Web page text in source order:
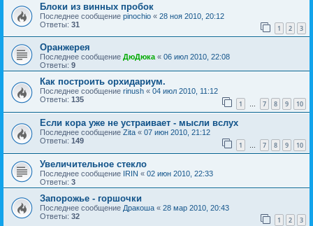
Блоки из винных пробок
Последнее сообщение pinochio « 28 ноя 2010, 20:12
Ответы: 31 1 2 3
Оранжерея
Последнее сообщение ДюДюка « 06 июл 2010, 22:08
Ответы: 9
Как построить орхидариум.
Последнее сообщение rinush « 04 июл 2010, 11:12
Ответы: 135 1 … 7 8 9 10
Если кора уже не устраивает - мысли вслух
Последнее сообщение Zita « 07 июн 2010, 21:12
Ответы: 149 1 … 7 8 9 10
Увеличительное стекло
Последнее сообщение IRIN « 02 июн 2010, 22:33
Ответы: 3
Запорожье - горшочки
Последнее сообщение Дракоша « 28 мар 2010, 20:43
Ответы: 32 1 2 3